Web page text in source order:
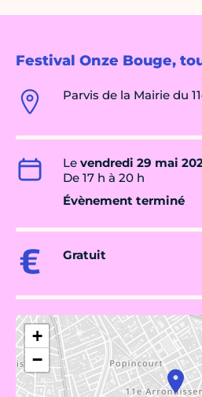
Festival Onze Bouge,
Parvis de la Mairie du
Le vendredi 29 mai
De 17 h à 20 h
Évènement terminé
Gratuit
+
−